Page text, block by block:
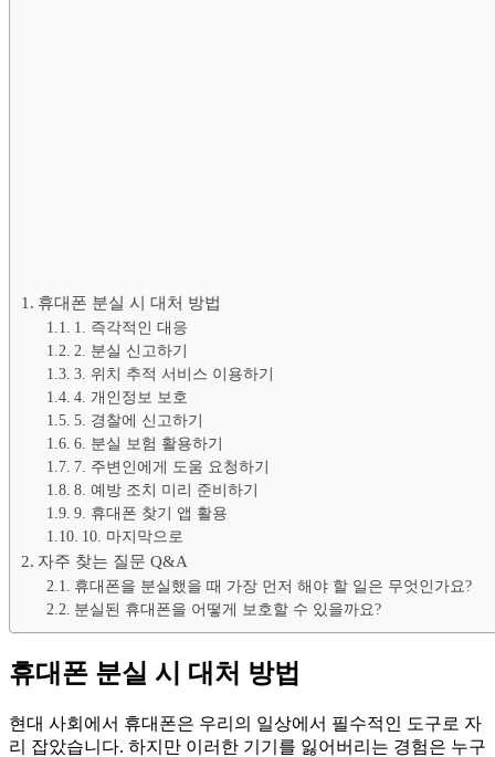
휴대폰 분실 시 대처 방법
1. 즉각적인 대응
2. 분실 신고하기
3. 위치 추적 서비스 이용하기
4. 개인정보 보호
5. 경찰에 신고하기
6. 분실 보험 활용하기
7. 주변인에게 도움 요청하기
8. 예방 조치 미리 준비하기
9. 휴대폰 찾기 앱 활용
10. 마지막으로
자주 찾는 질문 Q&A
휴대폰을 분실했을 때 가장 먼저 해야 할 일은 무엇인가요?
분실된 휴대폰을 어떻게 보호할 수 있을까요?
휴대폰 분실 시 대처 방법
현대 사회에서 휴대폰은 우리의 일상에서 필수적인 도구로 자
리 잡았습니다. 하지만 이러한 기기를 잃어버리는 경험은 누구